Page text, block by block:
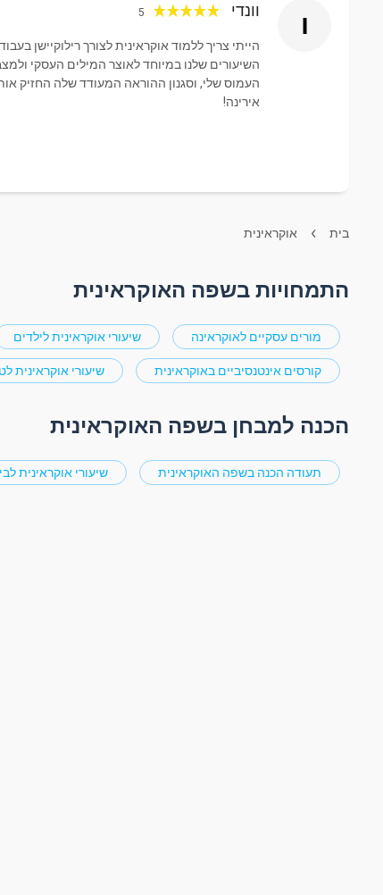
ו וונדי 5
הייתי צריך ללמוד אוקראינית לצורך רילוקיישן
השיעורים שלנו במיוחד לאוצר המילים העסקי
אירינה!
בית אוקראינית
התמחויות בשפה האוקראינית
מורים עסקיים לאוקראינה שיעורי אוקראינית לילדים
קורסים אינטנסיביים באוקראינית שיעורי אוקראינית
הכנה למבחן בשפה האוקראינית
תעודה הכנה בשפה האוקראינית שיעורי אוקראינית